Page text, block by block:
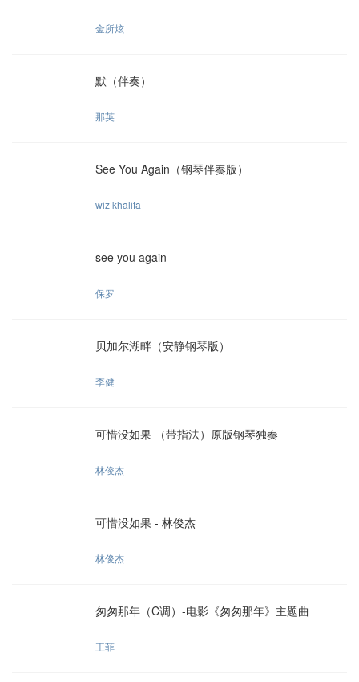
金所炫
默（伴奏）
那英
See You Again（钢琴伴奏版）
wiz khalifa
see you again
保罗
贝加尔湖畔（安静钢琴版）
李健
可惜没如果 （带指法）原版钢琴独奏
林俊杰
可惜没如果 - 林俊杰
林俊杰
匆匆那年（C调）-电影《匆匆那年》主题曲
王菲